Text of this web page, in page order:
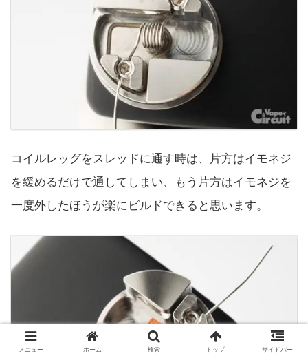
コイルレッグをスレッドに通す時は、片方はイモネジ
を緩めるだけで通してしまい、もう片方はイモネジを
一度外したほうが楽にビルドできると思います。
メニュー ホーム 検索 トップ サイドバー